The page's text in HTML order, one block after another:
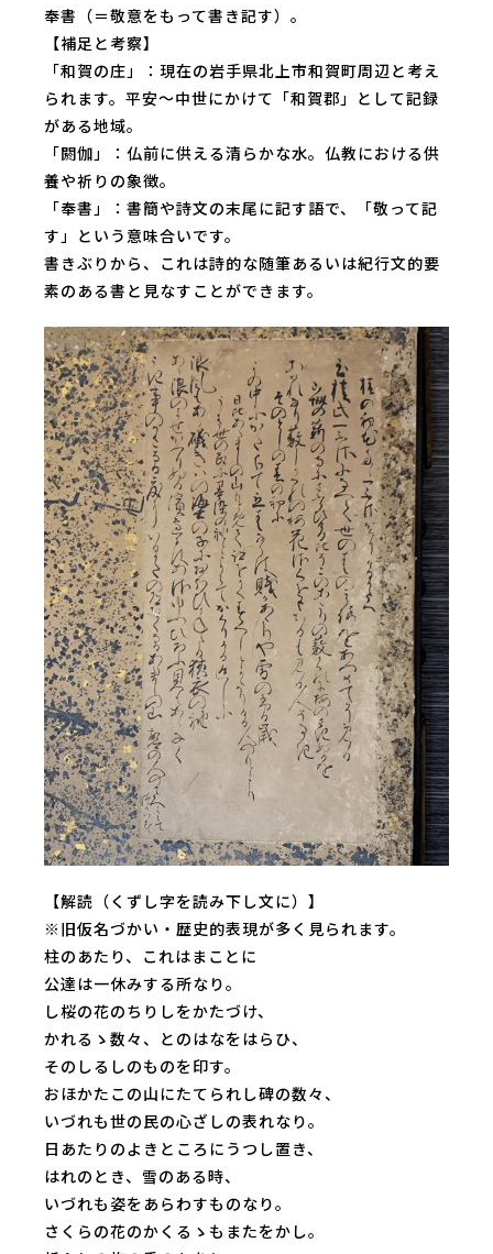
奉書（＝敬意をもって書き記す）。
【補足と考察】
「和賀の庄」：現在の岩手県北上市和賀町周辺と考え
られます。平安〜中世にかけて「和賀郡」として記録
がある地域。
「閼伽」：仏前に供える清らかな水。仏教における供
養や祈りの象徴。
「奉書」：書簡や詩文の末尾に記す語で、「敬って記
す」という意味合いです。
書きぶりから、これは詩的な随筆あるいは紀行文的要
素のある書と見なすことができます。
【解読（くずし字を読み下し文に）】
※旧仮名づかい・歴史的表現が多く見られます。
柱のあたり、これはまことに
公達は一休みする所なり。
し桜の花のちりしをかたづけ、
かれるゝ数々、とのはなをはらひ、
そのしるしのものを印す。
おほかたこの山にたてられし碑の数々、
いづれも世の民の心ざしの表れなり。
日あたりのよきところにうつし置き、
はれのとき、雪のある時、
いづれも姿をあらわすものなり。
さくらの花のかくるゝもまたをかし。